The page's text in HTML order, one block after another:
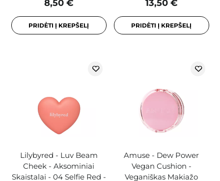
8,50 €
PRIDĖTI Į KREPŠELĮ
13,50 €
PRIDĖTI Į KREPŠELĮ
Lilybyred - Luv Beam
Cheek - Aksominiai
Skaistalai - 04 Selfie Red -
Amuse - Dew Power
Vegan Cushion -
Veganiškas Makiažo